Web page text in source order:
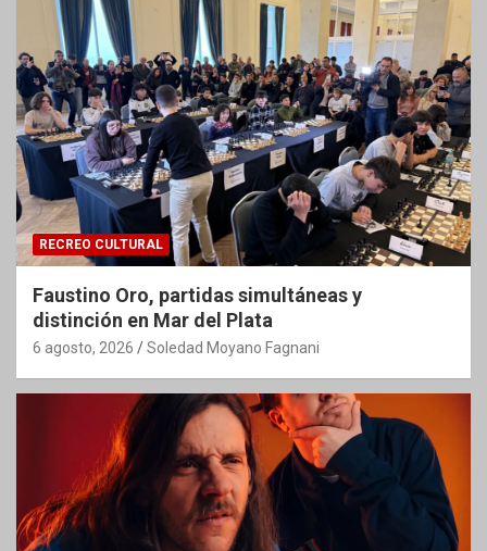
RECREO CULTURAL
Faustino Oro, partidas simultáneas y
distinción en Mar del Plata
6 agosto, 2026 Soledad Moyano Fagnani